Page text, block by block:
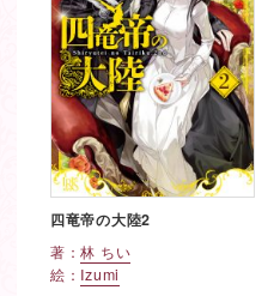
四竜帝の大陸2
著：林 ちい
絵： Izumi